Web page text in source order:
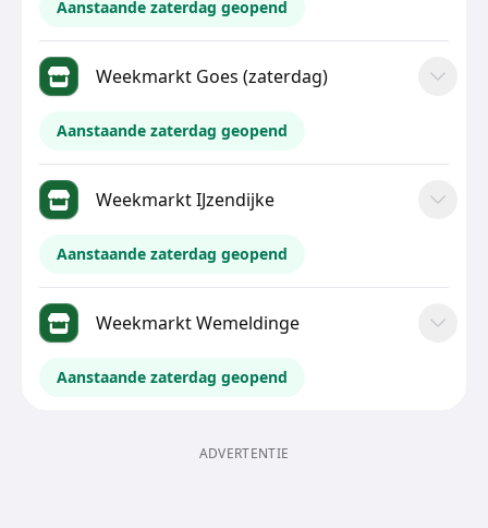
Aanstaande zaterdag geopend
Weekmarkt Goes (zaterdag)
Aanstaande zaterdag geopend
Weekmarkt IJzendijke
Aanstaande zaterdag geopend
Weekmarkt Wemeldinge
Aanstaande zaterdag geopend
ADVERTENTIE